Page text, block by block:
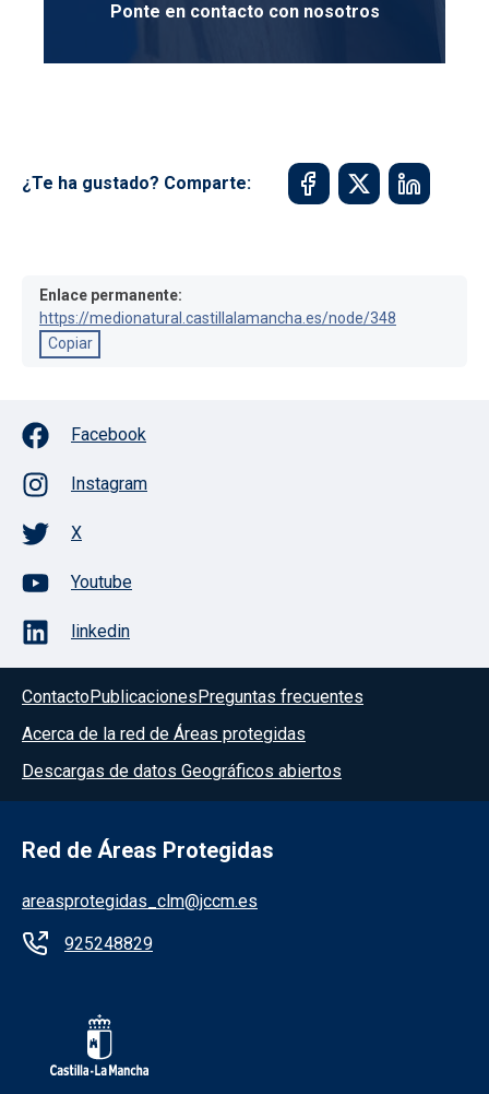
Ponte en contacto con nosotros
¿Te ha gustado? Comparte:
Enlace permanente:
https://medionatural.castillalamancha.es/node/348
Copiar
Facebook
Instagram
X
Youtube
linkedin
ContactoPublicacionesPreguntas frecuentes
Acerca de la red de Áreas protegidas
Descargas de datos Geográficos abiertos
Red de Áreas Protegidas
areasprotegidas_clm@jccm.es
925248829